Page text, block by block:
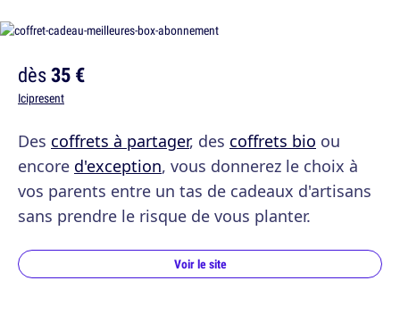
dès35 €
Icipresent
Des coffrets à partager, des coffrets bio ou
encore d'exception, vous donnerez le choix à
vos parents entre un tas de cadeaux d'artisans
sans prendre le risque de vous planter.
Voir le site